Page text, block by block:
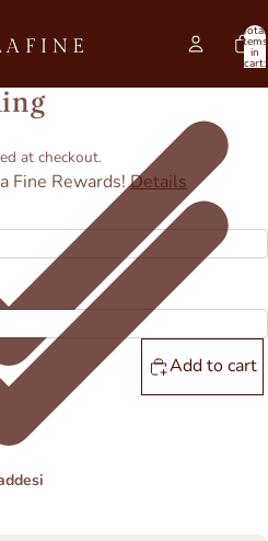
Total
items
in
cart:
at checkout.
Fine Rewards!Details
Add to cart